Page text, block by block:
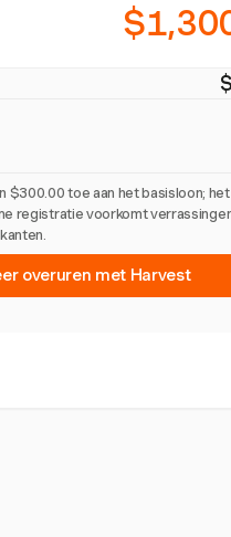
$300.00 toe aan het basisloon;
registratie voorkomt
overuren met Harvest